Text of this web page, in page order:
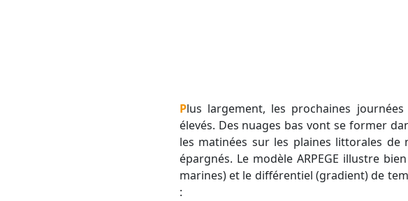
Plus largement, les prochaines journées seront globalement ensoleillées, avec parfois quelques nuages
élevés. Des nuages bas vont se former
les matinées sur les plaines littorales
épargnés. Le modèle ARPEGE illustre
marines) et le différentiel (gradient) de
: